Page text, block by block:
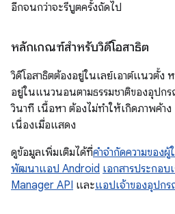
อีกจนกว่าจะรีบูตครั้งถัดไป
หลักเกณฑ์สำหรับวิดีโอสาธิต
วิดีโอสาธิตต้องอยู่ในเลย์เอาต์แนวตั้ง
อยู่ในแนวนอนตามธรรมชาติของอุปกร
วินาที เนื้อหา ต้องไม่ทำให้เกิดภาพค้า
เนื่องเมื่อแสดง
ดูข้อมูลเพิ่มเติมได้ที่คำจำกัดความของ
พัฒนาแอป Android เอกสารประกอ
Manager API และแอปเจ้าของอุปก